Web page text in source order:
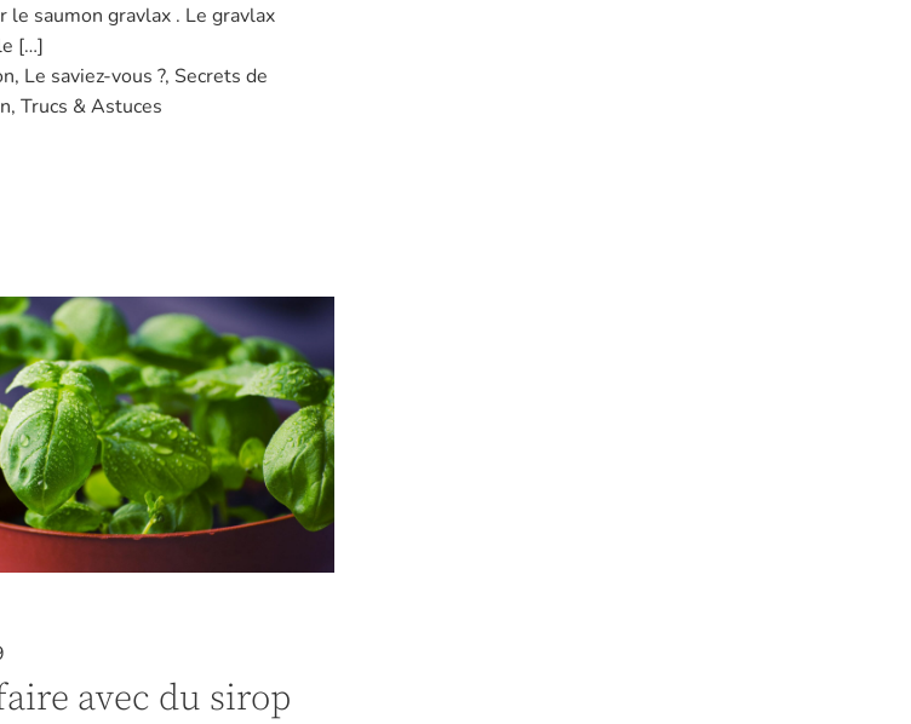
le saumon gravlax . Le gravlax
[…]
, Le saviez-vous ?, Secrets de
, Trucs & Astuces
avec du sirop